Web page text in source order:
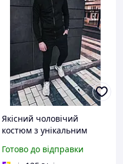
Якісний чоловічий
костюм з унікальним
кроєм від бренда ЗК для
Готово до відправки